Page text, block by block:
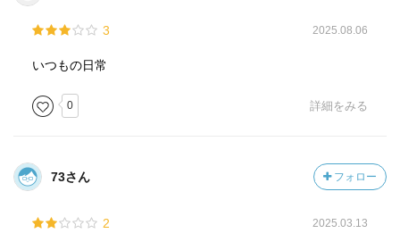
妻、梓ともレズ。
功。
③世界の神秘を解く男
ボヤ騒ぎ。
3 2025.08.06
いつもの日常
0 詳細をみる
73さん フォロー
2 2025.03.13